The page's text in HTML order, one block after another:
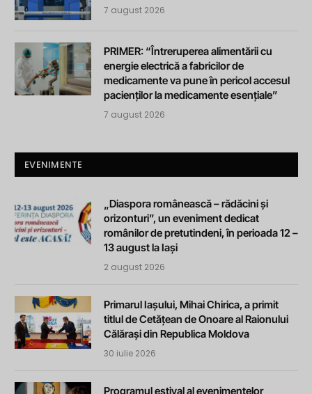
7 august 2026
PRIMER: “Întreruperea alimentării cu
energie electrică a fabricilor de
medicamente va pune în pericol accesul
pacienților la medicamente esențiale”
7 august 2026
EVENIMENTE
„Diaspora românească – rădăcini și
orizonturi”, un eveniment dedicat
românilor de pretutindeni, în perioada 12 –
13 august la Iași
2 august 2026
Primarul Iașului, Mihai Chirica, a primit
titlul de Cetățean de Onoare al Raionului
Călărași din Republica Moldova
30 iulie 2026
Programul estival al evenimentelor